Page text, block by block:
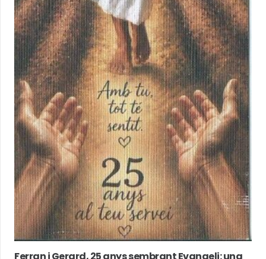
Ferran i Gerard, 25 anys sembrant Evangeli: una